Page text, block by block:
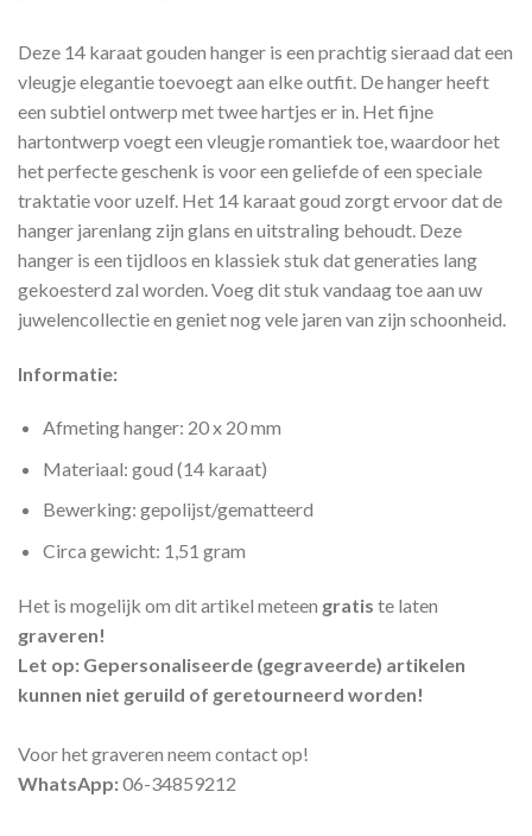
Deze 14 karaat gouden hanger is een prachtig sieraad dat een
vleugje elegantie toevoegt aan elke outfit. De hanger heeft
een subtiel ontwerp met twee hartjes er in. Het fijne
hartontwerp voegt een vleugje romantiek toe, waardoor het
het perfecte geschenk is voor een geliefde of een speciale
traktatie voor uzelf. Het 14 karaat goud zorgt ervoor dat de
hanger jarenlang zijn glans en uitstraling behoudt. Deze
hanger is een tijdloos en klassiek stuk dat generaties lang
gekoesterd zal worden. Voeg dit stuk vandaag toe aan uw
juwelencollectie en geniet nog vele jaren van zijn schoonheid.
Informatie:
Afmeting hanger: 20 x 20 mm
Materiaal: goud (14 karaat)
Bewerking: gepolijst/gematteerd
Circa gewicht: 1,51 gram
Het is mogelijk om dit artikel meteen gratis te laten
graveren!
Let op: Gepersonaliseerde (gegraveerde) artikelen
kunnen niet geruild of geretourneerd worden!
Voor het graveren neem contact op!
WhatsApp:06-34859212